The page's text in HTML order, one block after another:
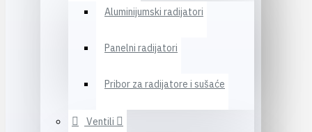
Aluminijumski radijatori
Panelni radijatori
Pribor za radijatore i sušaće
Ventili